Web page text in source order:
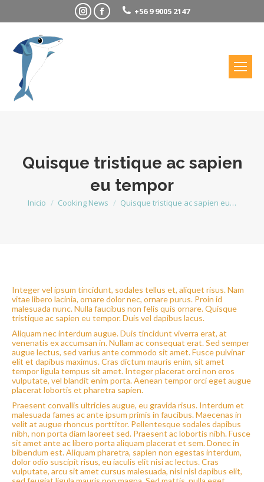
InstagramFacebook+56 9 9005 2147
Quisque tristique ac sapien
eu tempor
Estás aquí:
Inicio Cooking News Quisque tristique ac sapien eu…
Integer vel ipsum tincidunt, sodales tellus et, aliquet risus. Nam
vitae libero lacinia, ornare dolor nec, ornare purus. Proin id
malesuada nunc. Nulla faucibus non felis quis ornare. Quisque
tristique ac sapien eu tempor. Duis vel dapibus lacus.
Aliquam nec interdum augue. Duis tincidunt viverra erat, at
venenatis ex accumsan in. Nullam ac consequat erat. Sed semper
augue lectus, sed varius ante commodo sit amet. Fusce pulvinar
elit et dapibus maximus. Cras dictum mauris enim, sit amet
tempor ligula tempus sit amet. Integer placerat orci non eros
vulputate, vel blandit enim porta. Aenean tempor orci eget augue
placerat lobortis et pharetra sapien.
Praesent convallis ultricies augue, eu gravida risus. Interdum et
malesuada fames ac ante ipsum primis in faucibus. Maecenas in
velit at augue rhoncus porttitor. Pellentesque sodales dapibus
nibh, non porta diam laoreet sed. Praesent ac lobortis nibh. Fusce
sit amet ante ac libero porta aliquam placerat et sem. Donec in
bibendum est. Aliquam pharetra, sapien non egestas interdum,
dolor odio suscipit risus, eu iaculis elit nisi ac lectus. Cras
vulputate, arcu sit amet cursus malesuada, nisi nisl dapibus elit,